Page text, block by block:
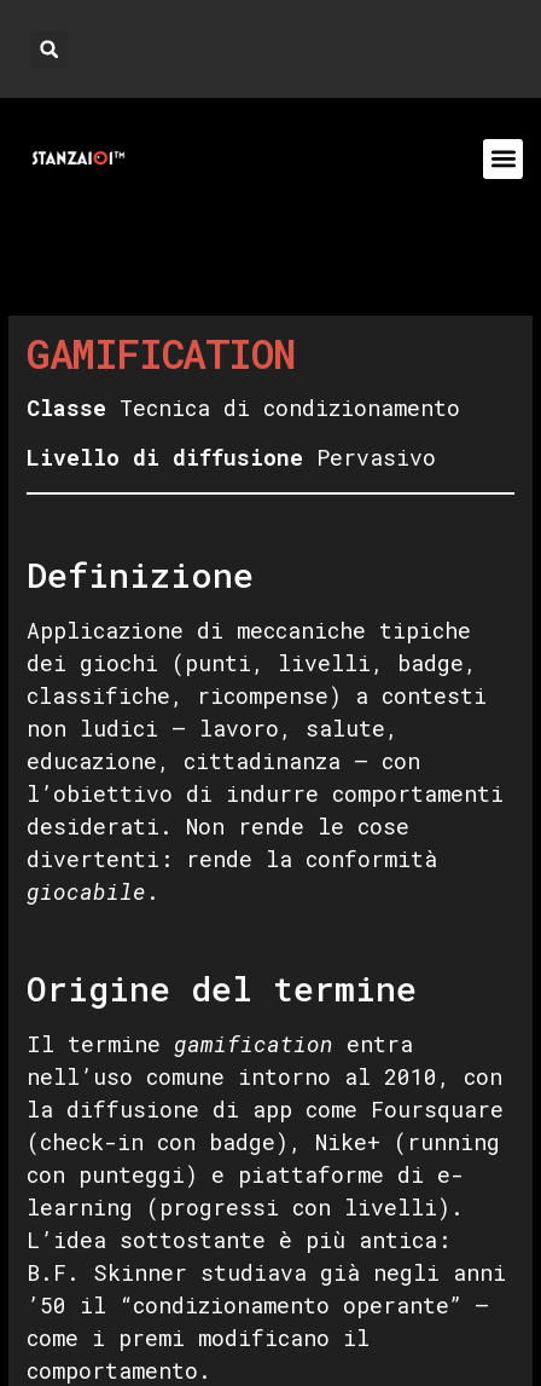
GAMIFICATION
Classe Tecnica di condizionamento
Livello di diffusione Pervasivo
Definizione
Applicazione di meccaniche tipiche
dei giochi (punti, livelli, badge,
classifiche, ricompense) a contesti
non ludici — lavoro, salute,
educazione, cittadinanza — con
l’obiettivo di indurre comportamenti
desiderati. Non rende le cose
divertenti: rende la conformità
giocabile .
Origine del termine
Il termine gamification entra
nell’uso comune intorno al 2010, con
la diffusione di app come Foursquare
(check-in con badge), Nike+ (running
con punteggi) e piattaforme di e-
learning (progressi con livelli).
L’idea sottostante è più antica:
B.F. Skinner studiava già negli anni
’50 il “condizionamento operante” —
come i premi modificano il
comportamento.